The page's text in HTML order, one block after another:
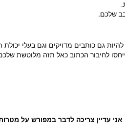
2026–2027 מתגמלים מועמדים שיכולים להיות גם
לחיבור הכתוב כאל תזה מלוטשת
עדיין צריכה לדבר במפורש על